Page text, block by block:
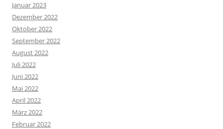
Januar 2023
Dezember 2022
Oktober 2022
September 2022
August 2022
Juli 2022
Juni 2022
Mai 2022
April 2022
März 2022
Februar 2022